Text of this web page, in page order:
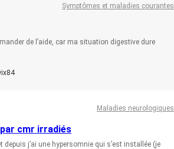
Symptômes et maladies courantes
de l’aide, car ma situation digestive dure
Maladies neurologiques
cmr irradiés
j’ai une hypersomnie qui s’est installée (je